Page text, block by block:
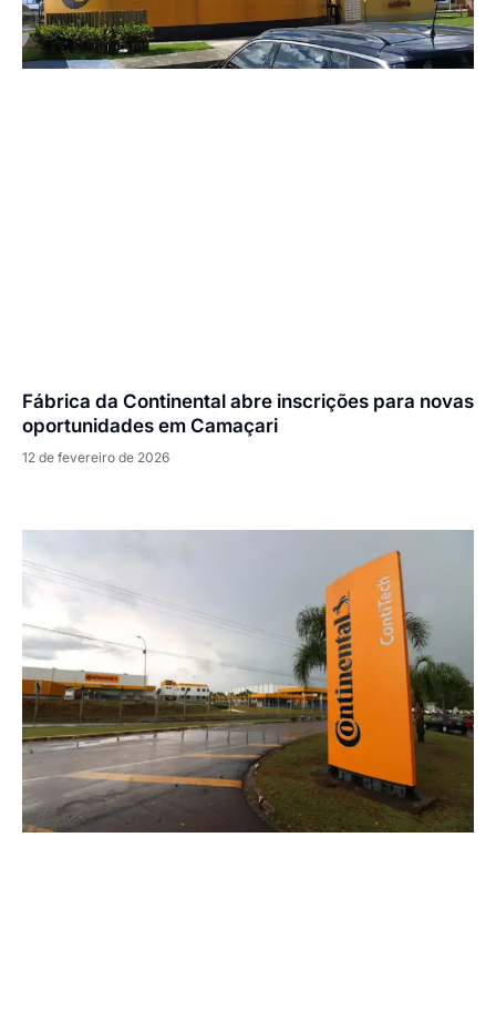
Fábrica da Continental abre inscrições para novas
oportunidades em Camaçari
12 de fevereiro de 2026